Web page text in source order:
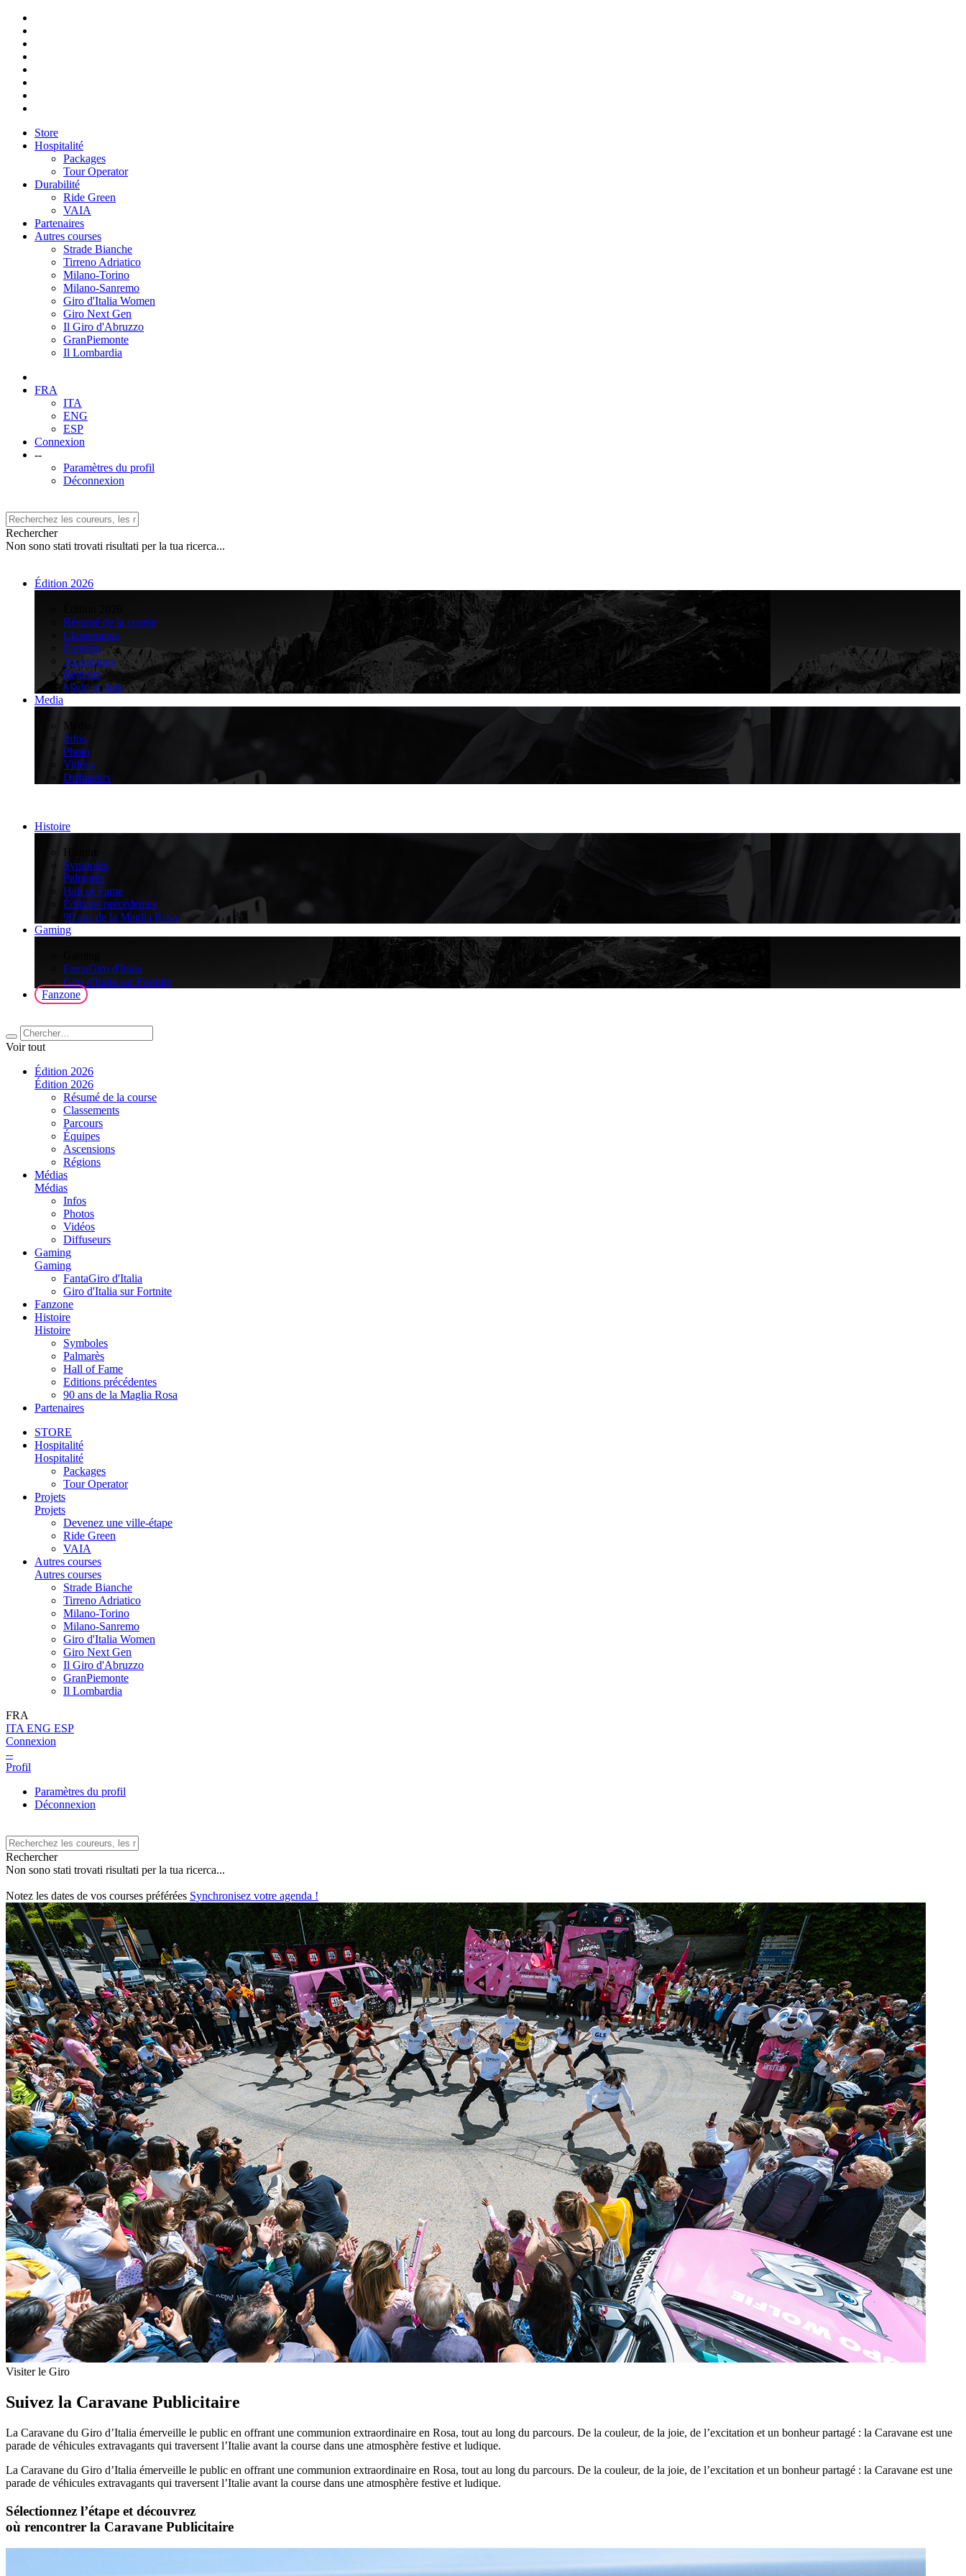
Store
Hospitalité
Packages
Tour Operator
Durabilité
Ride Green
VAIA
Partenaires
Autres courses
Strade Bianche
Tirreno Adriatico
Milano-Torino
Milano-Sanremo
Giro d'Italia Women
Giro Next Gen
Il Giro d'Abruzzo
GranPiemonte
Il Lombardia
FRA
ITA
ENG
ESP
Connexion
--
Paramètres du profil
Déconnexion
Rechercher
Non sono stati trovati risultati per la tua ricerca...
Édition 2026
Résumé de la course
Classements
Équipes
Ascensions
Régions
Made in Italy
Media
Media
Infos
Photo
Vidéos
Diffuseurs
Histoire
Histoire
Symboles
Palmarès
Hall of Fame
Éditions précédentes
90 ans de la Maglia Rosa
Gaming
FantaGiro d'Italia
Giro d'Italia sur Fortnite
Fanzone
Voir tout
Édition 2026
Édition 2026
Résumé de la course
Classements
Parcours
Équipes
Ascensions
Régions
Médias
Médias
Infos
Photos
Vidéos
Diffuseurs
Gaming
Gaming
FantaGiro d'Italia
Giro d'Italia sur Fortnite
Fanzone
Histoire
Histoire
Symboles
Palmarès
Hall of Fame
Editions précédentes
90 ans de la Maglia Rosa
Partenaires
STORE
Hospitalité
Hospitalité
Packages
Tour Operator
Projets
Projets
Devenez une ville-étape
Ride Green
VAIA
Autres courses
Autres courses
Strade Bianche
Tirreno Adriatico
Milano-Torino
Milano-Sanremo
Giro d'Italia Women
Giro Next Gen
Il Giro d'Abruzzo
GranPiemonte
Il Lombardia
FRA
ITA ENG ESP
Connexion
--
Profil
Paramètres du profil
Déconnexion
Rechercher
Non sono stati trovati risultati per la tua ricerca...
Notez les dates de vos courses préférées Synchronisez votre agenda !
Visiter le Giro
Suivez la Caravane Publicitaire
La Caravane du Giro d’Italia émerveille le public en offrant une communion extraordinaire en Rosa, tout au long du parcours. De la couleur, de la joie, de l’excitation et un bonheur partagé : la Caravane est une
parade de véhicules extravagants qui traversent l’Italie avant la course dans une atmosphère festive et ludique.
La Caravane du Giro d’Italia émerveille le public en offrant une communion extraordinaire en Rosa, tout au long du parcours. De la couleur, de la joie, de l’excitation et un bonheur partagé : la Caravane est une
parade de véhicules extravagants qui traversent l’Italie avant la course dans une atmosphère festive et ludique.
Sélectionnez l’étape et découvrez
où rencontrer la Caravane Publicitaire